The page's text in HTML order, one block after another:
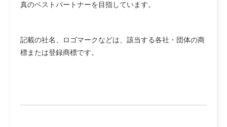
真のベストパートナーを目指しています。
記載の社名、ロゴマークなどは、該当する各社・団体の商
標または登録商標です。